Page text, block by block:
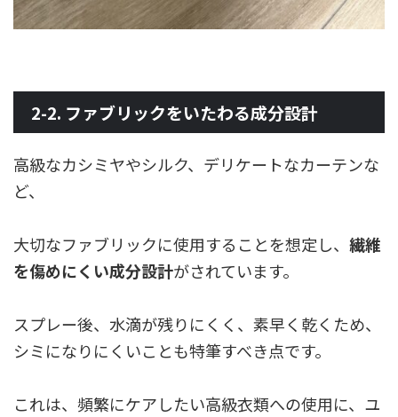
2-2. ファブリックをいたわる成分設計
高級なカシミヤやシルク、デリケートなカーテンな
ど、
大切なファブリックに使用することを想定し、 繊維
を傷めにくい成分設計がされています。
スプレー後、水滴が残りにくく、素早く乾くため、
シミになりにくいことも特筆すべき点です。
これは、頻繁にケアしたい高級衣類への使用に、ユ